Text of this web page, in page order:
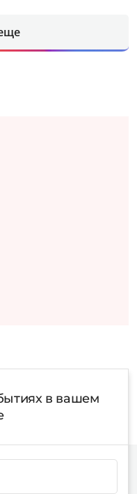
в вашем